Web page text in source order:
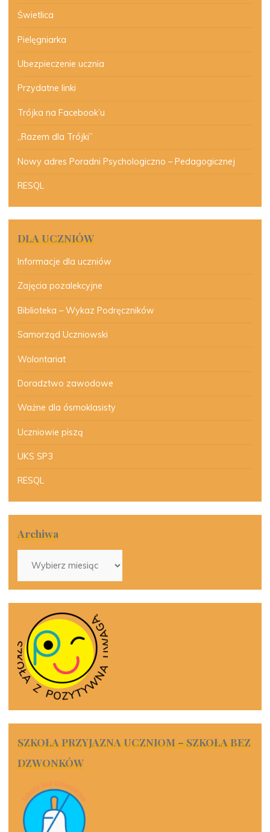
Świetlica
Pielęgniarka
Ubezpieczenie ucznia
Przydatne linki
Trójka na Facebook’u
„Razem dla Trójki”
Nowy adres Poradni Psychologiczno – Pedagogicznej
RESQL
DLA UCZNIÓW
Informacje dla uczniów
Zajęcia pozalekcyjne
Biblioteka – Wykaz Podręczników
Samorząd Uczniowski
Wolontariat
Doradztwo zawodowe
Ważne dla ósmoklasisty
Uczniowie piszą
UKS SP3
RESQL
Archiwa
SZKOŁA PRZYJAZNA UCZNIOM – SZKOŁA BEZ
DZWONKÓW